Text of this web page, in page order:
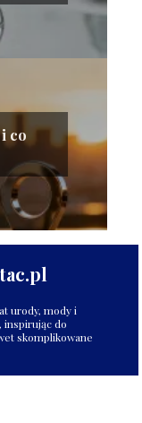
co
urody, mody i
inspirując do
skomplikowane